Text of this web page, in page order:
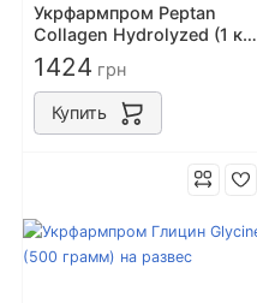
Укрфармпром Peptan
Collagen Hydrolyzed (1 кг)
на развес
1424 грн
Купить